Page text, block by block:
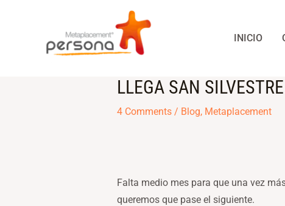
INICIO
LLEGA SAN SILVESTRE
4 Comments / Blog, Metaplacement
Falta medio mes para que una vez
queremos que pase el siguiente.